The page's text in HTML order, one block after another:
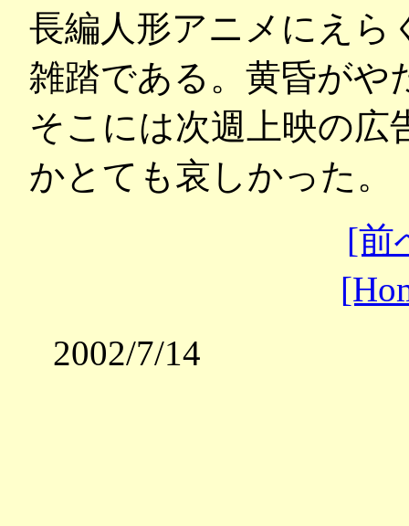
長編人形アニメにえら
雑踏である。黄昏がや
そこには次週上映の広
かとても哀しかった。
[前
2002/7/14